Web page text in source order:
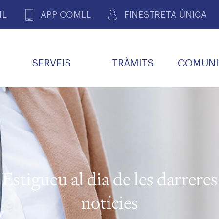
APP COMLL FINESTRETA ÚNICA
DE PACIENTS DE LLEIDA
SERVEIS TRÀMITS
DE GOVERN COMISSIÓ DEONTOLÒGICA
INFORMÀTICA I NOVES
TECNOLOGIES
DE FEINA
ALERTES
FARMACÈUTIQUES
R
CARNET METGE
COL·LEGIAT
Estigueu al dia de les darreres
notícies